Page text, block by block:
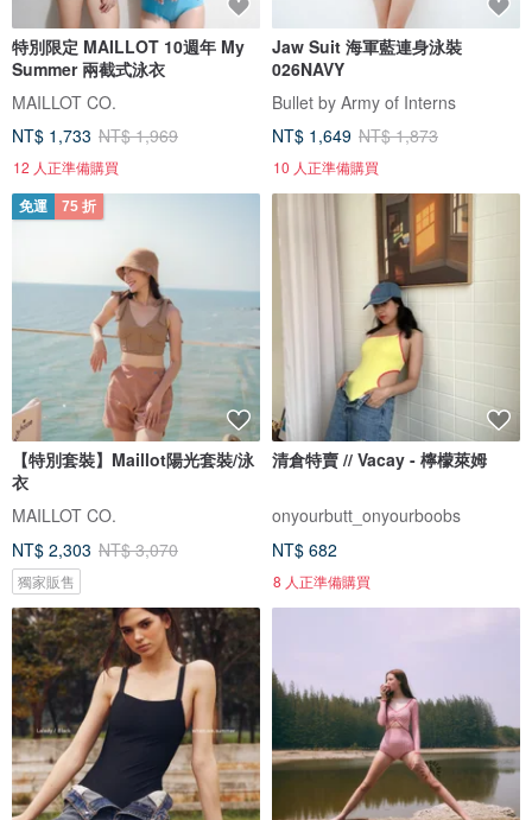
特別限定 MAILLOT 10週年 My
Summer 兩截式泳衣
MAILLOT CO.
NT$ 1,733 NT$ 1,969
12 人正準備購買
Jaw Suit 海軍藍連身泳裝
026NAVY
Bullet by Army of Interns
NT$ 1,649 NT$ 1,873
10 人正準備購買
免運 75 折
【特別套裝】Maillot陽光套裝/泳
衣
MAILLOT CO.
NT$ 2,303 NT$ 3,070
獨家販售
清倉特賣 // Vacay - 檸檬萊姆
onyourbutt_onyourboobs
NT$ 682
8 人正準備購買